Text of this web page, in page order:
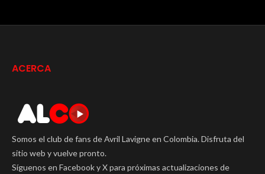
ACERCA
Somos el club de fans de Avril Lavigne en Colombia. Disfruta del
sitio web y vuelve pronto.
Síguenos en Facebook y X para próximas actualizaciones de